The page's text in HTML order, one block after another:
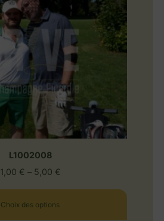
L1002008
1,00 € – 5,00 €
Choix des options